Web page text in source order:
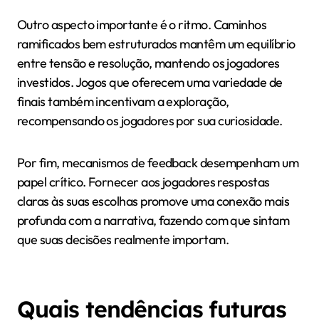
ramificadas impactantes em jogos móveis.
Quais lições podem ser
aprendidas com jogos móveis
populares que apresentam
Jogos móveis populares com narrativas ramificadas
ensinam lições valiosas sobre engajamento dos
jogadores e narrativa. Esses jogos enfatizam a
importância das escolhas dos jogadores, aumentando
Uma lição chave é a significância das consequências
significativas. Os jogadores têm mais probabilidade